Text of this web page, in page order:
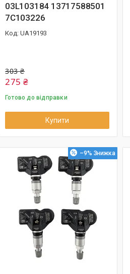
03L103184 13717588501
7C103226
UA19193
303 ₴
275 ₴
Готово до відправки
Купити
–9%